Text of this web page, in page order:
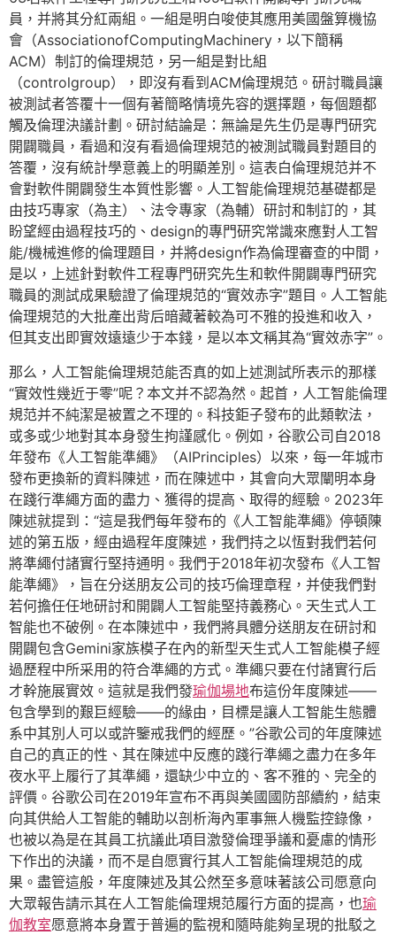
員，并將其分紅兩組。一組是明白唆使其應用美國盤算機協
會（AssociationofComputingMachinery，以下簡稱
ACM）制訂的倫理規范，另一組是對比組
（controlgroup），即沒有看到ACM倫理規范。研討職員讓
被測試者答覆十一個有著簡略情境先容的選擇題，每個題都
觸及倫理決議計劃。研討結論是：無論是先生仍是專門研究
開闢職員，看過和沒有看過倫理規范的被測試職員對題目的
答覆，沒有統計學意義上的明顯差別。這表白倫理規范并不
會對軟件開闢發生本質性影響。人工智能倫理規范基礎都是
由技巧專家（為主）、法令專家（為輔）研討和制訂的，其
盼望經由過程技巧的、design的專門研究常識來應對人工智
能/機械進修的倫理題目，并將design作為倫理審查的中間，
是以，上述針對軟件工程專門研究先生和軟件開闢專門研究
職員的測試成果驗證了倫理規范的“實效赤字”題目。人工智能
倫理規范的大批產出背后暗藏著較為可不雅的投進和收入，
但其支出即實效遠遠少于本錢，是以本文稱其為“實效赤字”。
那么，人工智能倫理規范能否真的如上述測試所表示的那樣
“實效性幾近于零”呢？本文并不認為然。起首，人工智能倫理
規范并不純潔是被置之不理的。科技鉅子發布的此類軟法，
或多或少地對其本身發生拘謹感化。例如，谷歌公司自2018
年發布《人工智能準繩》（AIPrinciples）以來，每一年城市
發布更換新的資料陳述，而在陳述中，其會向大眾闡明本身
在踐行準繩方面的盡力、獲得的提高、取得的經驗。2023年
陳述就提到：“這是我們每年發布的《人工智能準繩》停頓陳
述的第五版，經由過程年度陳述，我們持之以恆對我們若何
將準繩付諸實行堅持通明。我們于2018年初次發布《人工智
能準繩》，旨在分送朋友公司的技巧倫理章程，并使我們對
若何擔任任地研討和開闢人工智能堅持義務心。天生式人工
智能也不破例。在本陳述中，我們將具體分送朋友在研討和
開闢包含Gemini家族模子在內的新型天生式人工智能模子經
過歷程中所采用的符合準繩的方式。準繩只要在付諸實行后
才幹施展實效。這就是我們發瑜伽場地布這份年度陳述——
包含學到的艱巨經驗——的緣由，目標是讓人工智能生態體
系中其別人可以或許鑒戒我們的經歷。”谷歌公司的年度陳述
自己的真正的性、其在陳述中反應的踐行準繩之盡力在多年
夜水平上履行了其準繩，還缺少中立的、客不雅的、完全的
評價。谷歌公司在2019年宣布不再與美國國防部續約，結束
向其供給人工智能的輔助以剖析海內軍事無人機監控錄像，
也被以為是在其員工抗議此項目激發倫理爭議和憂慮的情形
下作出的決議，而不是自愿實行其人工智能倫理規范的成
果。盡管這般，年度陳述及其公然至多意味著該公司愿意向
大眾報告請示其在人工智能倫理規范履行方面的提高，也瑜
伽教室愿意將本身置于普遍的監視和隨時能夠呈現的批駁之